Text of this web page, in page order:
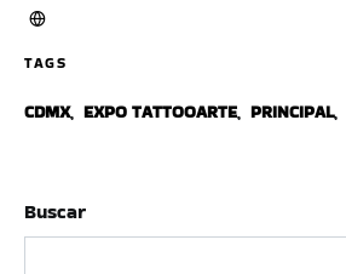
TAGS
CDMX, EXPO TATTOOARTE, PRINCIPAL,
Buscar